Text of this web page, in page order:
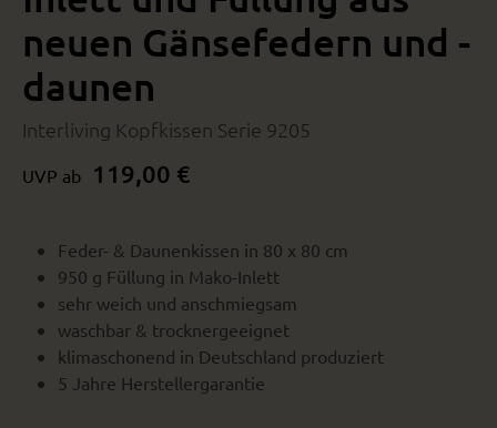
neuen Gänsefedern und -
daunen
Interliving Kopfkissen Serie 9205
UVP ab 119,00 €
Feder- & Daunenkissen in 80 x 80 cm
950 g Füllung in Mako-Inlett
sehr weich und anschmiegsam
waschbar & trocknergeeignet
klimaschonend in Deutschland produziert
5 Jahre Herstellergarantie